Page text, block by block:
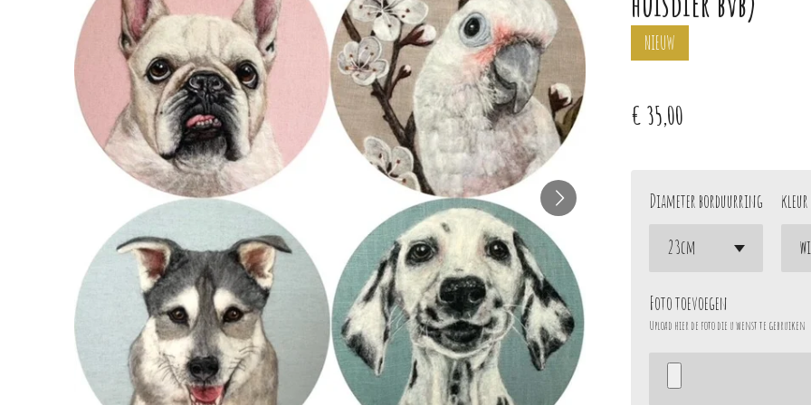
NIEUW
€ 35,00
Diameter borduurring
Foto toevoegen
Upload hier de foto die u wenst te gebruiken